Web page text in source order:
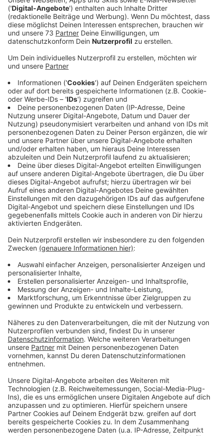
Anzeige
Angeklagter hatte noch die
Wohnungsschlüssel
Anzeige
Versuchter Totschlag. Das wirft die
Staatsanwaltschaft einem 29-jährigen Mann aus
Ahaus vor. In der nächsten Woche (22.07.2020)
beginnt der Prozeß gegen ihn vor dem Landgericht
Münster. Der Ahauser soll im Oktober vergangenen
Jahres versucht haben, seine von ihm getrennt
lebende Ehefrau zu töten. Er hatte noch den
Wohnungsschlüssel und ging dann eines Abends
einfach hinein. Dann bedrohte er seine Frau mit einem
langen Messer. Es kam zu einer Rangelei und der
Angeklagte soll sein Opfer zu Boden gedrückt und mit
dem Messer dann mehrfach in Richtung ihres Bauch
gestochen haben. Dabei habe der 29-Jährige billigend
in Kauf genommen, dass er seine Frau töten könnte,
meint die Staatsanwaltschaft. Das Opfer konnte die
Stiche aber mit den Händen abwehren, bis die Polizei
kam. Die war schon am Anfang des Streits alarmiert
worden. Die Frau erlitt zahlreiche teils tiefe
Schnittverletzungen an den Händen sowie eine
Stichwunde am Fuß und am Oberschenkel. Ihr Mann
muß sich nun wegen versuchten Totschlags
Anzeige